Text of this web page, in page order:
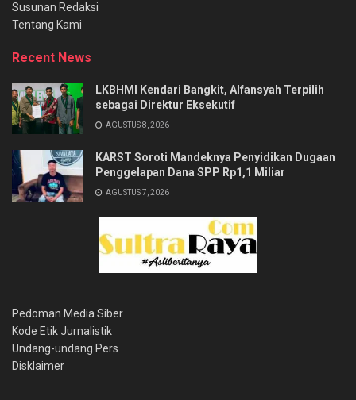
Susunan Redaksi
Tentang Kami
Recent News
LKBHMI Kendari Bangkit, Alfansyah Terpilih
sebagai Direktur Eksekutif
AGUSTUS 8, 2026
KARST Soroti Mandeknya Penyidikan Dugaan
Penggelapan Dana SPP Rp1,1 Miliar
AGUSTUS 7, 2026
Pedoman Media Siber
Kode Etik Jurnalistik
Undang-undang Pers
Disklaimer